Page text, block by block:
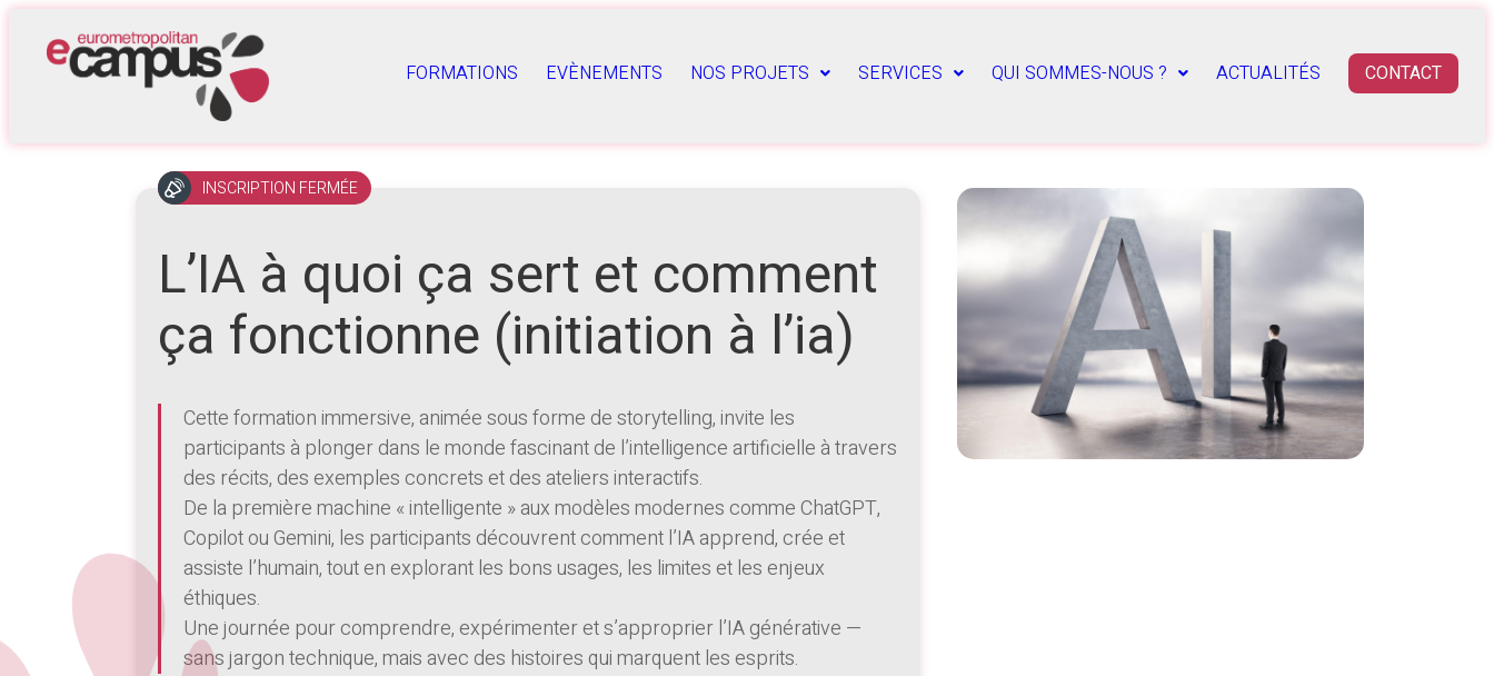
FORMATIONS EVÈNEMENTS NOS PROJETS SERVICES QUI SOMMES-NOUS ? ACTUALITÉS CONTACT
INSCRIPTION FERMÉE
L’IA à quoi ça sert et comment
ça fonctionne (initiation à l’ia)
Cette formation immersive, animée sous forme de storytelling, invite les
participants à plonger dans le monde fascinant de l’intelligence artificielle à travers
des récits, des exemples concrets et des ateliers interactifs.
De la première machine « intelligente » aux modèles modernes comme ChatGPT,
Copilot ou Gemini, les participants découvrent comment l’IA apprend, crée et
assiste l’humain, tout en explorant les bons usages, les limites et les enjeux
éthiques.
Une journée pour comprendre, expérimenter et s’approprier l’IA générative —
sans jargon technique, mais avec des histoires qui marquent les esprits.